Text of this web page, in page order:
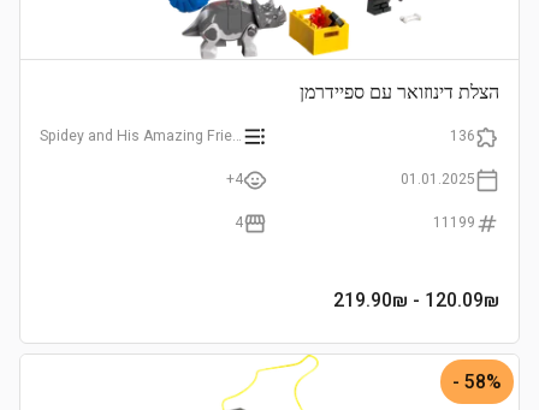
הצלת דינוזואר עם ספיידרמן
136
Spidey and His Amazing Friends
01.01.2025
4+
11199
4
120.09₪
- 219.90₪
58% -